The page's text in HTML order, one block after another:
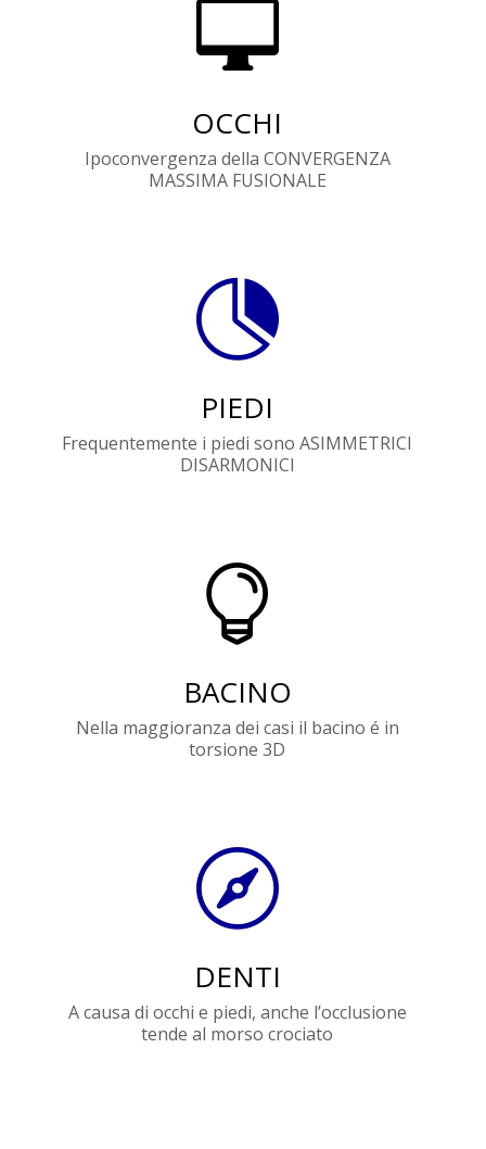

OCCHI
Ipoconvergenza della CONVERGENZA
MASSIMA FUSIONALE

PIEDI
Frequentemente i piedi sono ASIMMETRICI
DISARMONICI

BACINO
Nella maggioranza dei casi il bacino é in
torsione 3D

DENTI
A causa di occhi e piedi, anche l’occlusione
tende al morso crociato